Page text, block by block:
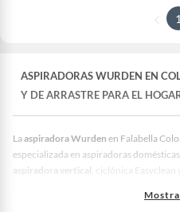
1
ASPIRADORAS WURDEN EN
Y DE ARRASTRE PARA EL
Laaspiradora Wurden en Falabella
especializada en aspiradoras
aspiradora vertical , ciclónica
rendimiento para uso diario en pisos